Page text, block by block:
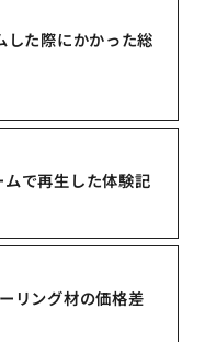
した際にかかった総
で再生した体験記
リング材の価格差